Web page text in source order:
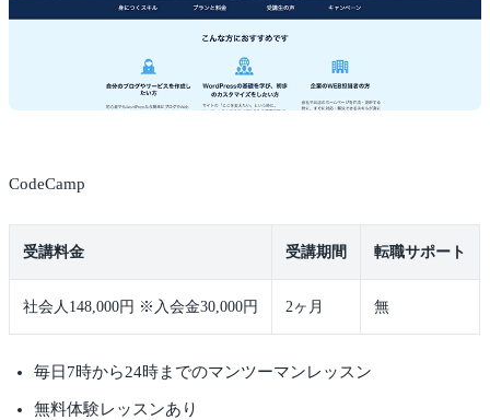
CodeCamp
受講料金 受講期間 転職サポート
社会人148,000円 ※入会金30,000円 2ヶ月 無
毎日7時から24時までのマンツーマンレッスン
無料体験レッスンあり